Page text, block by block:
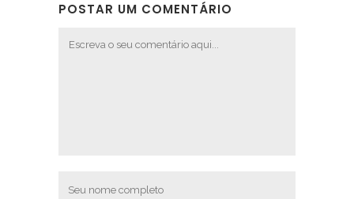
POSTAR UM COMENTÁRIO